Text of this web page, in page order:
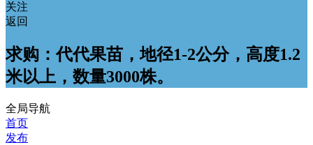
关注
返回
求购：代代果苗，地径1-2公分，高度1.2
米以上，数量3000株。
全局导航
首页
发布